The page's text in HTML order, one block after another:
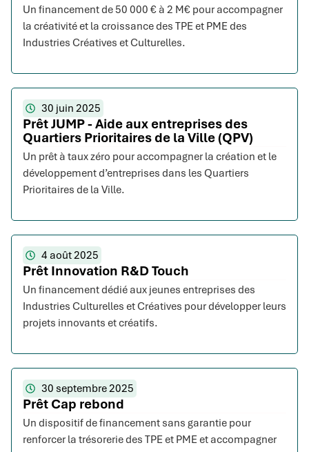
Un financement de 50 000 € à 2 M€ pour accompagner
la créativité et la croissance des TPE et PME des
Industries Créatives et Culturelles.
30 juin 2025
Prêt JUMP - Aide aux entreprises des
Quartiers Prioritaires de la Ville (QPV)
Un prêt à taux zéro pour accompagner la création et le
développement d’entreprises dans les Quartiers
Prioritaires de la Ville.
4 août 2025
Prêt Innovation R&D Touch
Un financement dédié aux jeunes entreprises des
Industries Culturelles et Créatives pour développer leurs
projets innovants et créatifs.
30 septembre 2025
Prêt Cap rebond
Un dispositif de financement sans garantie pour
renforcer la trésorerie des TPE et PME et accompagner